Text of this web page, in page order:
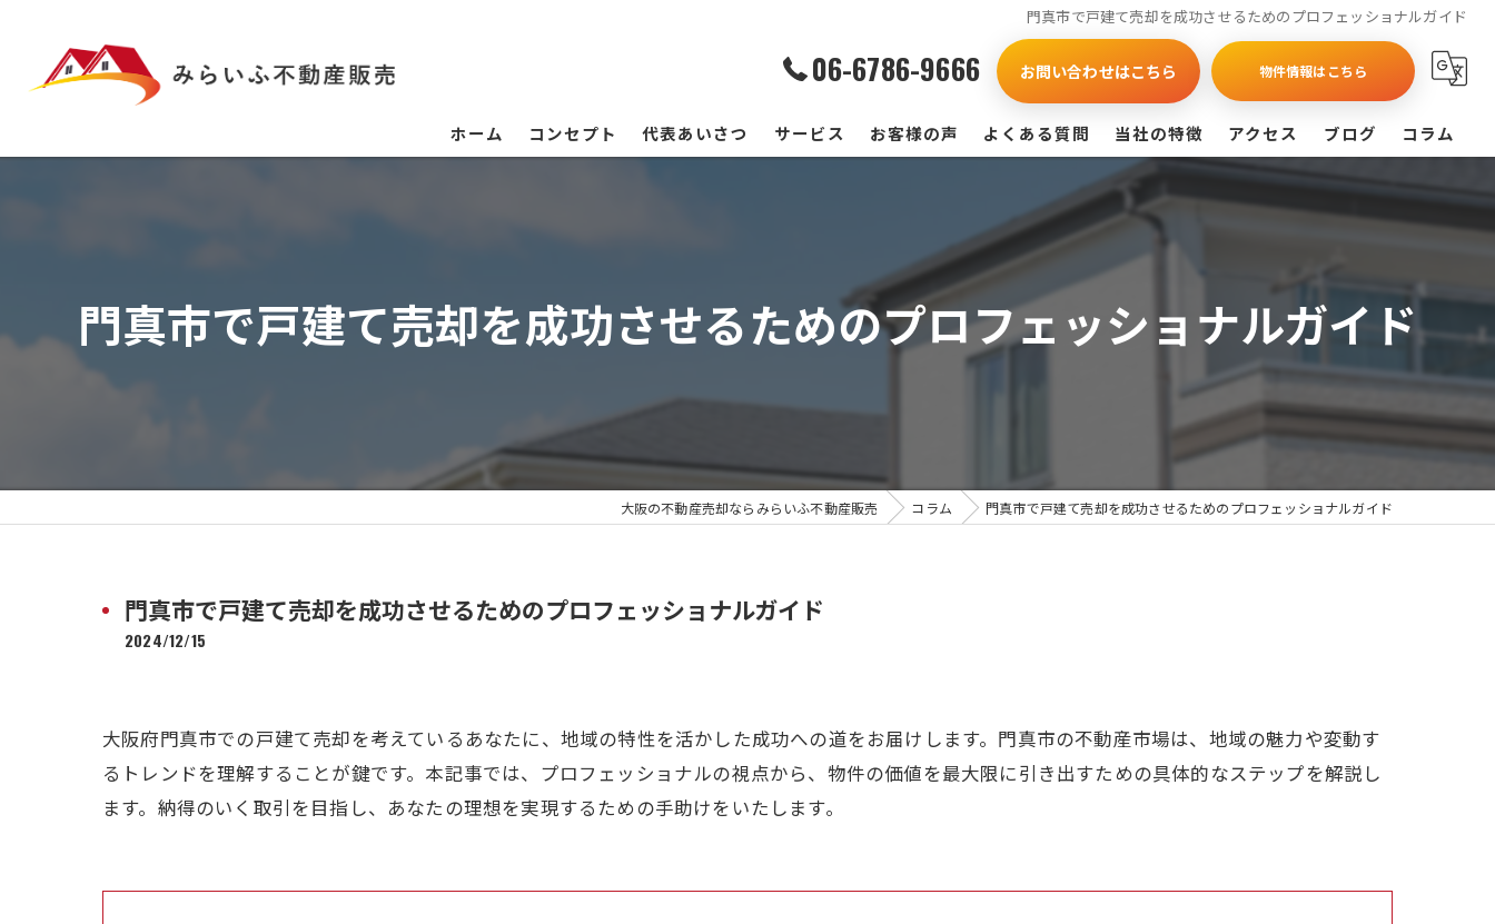
門真市で戸建て売却を成功させるためのプロフェッショナルガイド
06-6786-9666 お問い合わせはこちら 物件情報はこちら
ホーム コンセプト 代表あいさつ サービス お客様の声 よくある質問 当社の特徴
買取
戸建て
マンション
アクセス ブログ コラム
門真市で戸建て売却を成功させるためのプロフェッショナルガイド
大阪の不動産売却ならみらいふ不動産販売 コラム 門真市で戸建て売却を成功させるためのプロフェッショナルガイド
門真市で戸建て売却を成功させるためのプロフェッショナルガイド
2024/12/15
大阪府門真市での戸建て売却を考えているあなたに、地域の特性を活かした成功への道をお届けします。門真市の不動産市場は、地域の魅力や変動す
るトレンドを理解することが鍵です。本記事では、プロフェッショナルの視点から、物件の価値を最大限に引き出すための具体的なステップを解説し
ます。納得のいく取引を目指し、あなたの理想を実現するための手助けをいたします。